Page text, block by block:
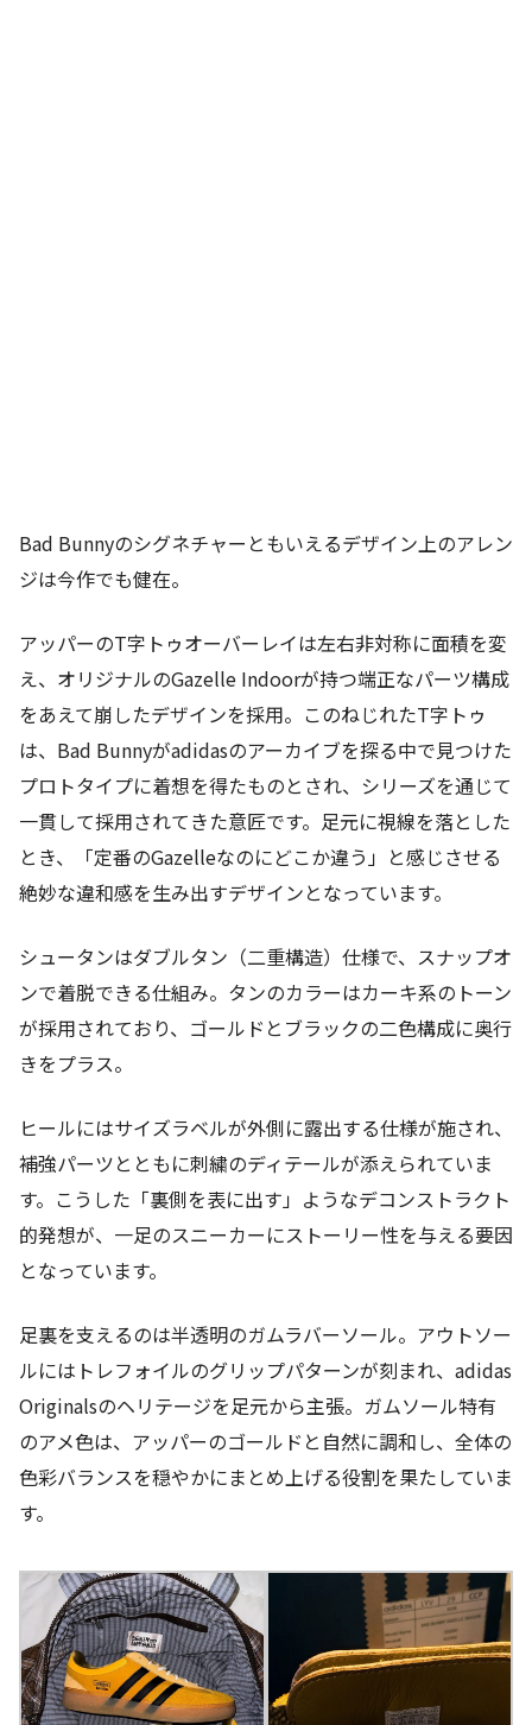
Bad Bunnyのシグネチャーともいえるデザイン上のアレン
ジは今作でも健在。
アッパーのT字トゥオーバーレイは左右非対称に面積を変
え、オリジナルのGazelle Indoorが持つ端正なパーツ構成
をあえて崩したデザインを採用。このねじれたT字トゥ
は、Bad Bunnyがadidasのアーカイブを探る中で見つけた
プロトタイプに着想を得たものとされ、シリーズを通じて
一貫して採用されてきた意匠です。足元に視線を落とした
とき、「定番のGazelleなのにどこか違う」と感じさせる
絶妙な違和感を生み出すデザインとなっています。
シュータンはダブルタン（二重構造）仕様で、スナップオ
ンで着脱できる仕組み。タンのカラーはカーキ系のトーン
が採用されており、ゴールドとブラックの二色構成に奥行
きをプラス。
ヒールにはサイズラベルが外側に露出する仕様が施され、
補強パーツとともに刺繍のディテールが添えられていま
す。こうした「裏側を表に出す」ようなデコンストラクト
的発想が、一足のスニーカーにストーリー性を与える要因
となっています。
足裏を支えるのは半透明のガムラバーソール。アウトソー
ルにはトレフォイルのグリップパターンが刻まれ、adidas
Originalsのヘリテージを足元から主張。ガムソール特有
のアメ色は、アッパーのゴールドと自然に調和し、全体の
色彩バランスを穏やかにまとめ上げる役割を果たしていま
す。